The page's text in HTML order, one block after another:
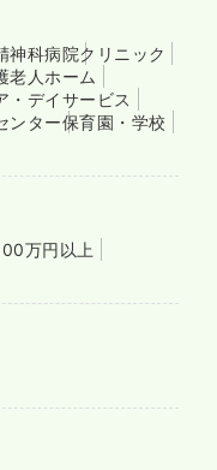
神科病院クリニック
老人ホーム
・デイサービス
ンター保育園・学校
万円以上